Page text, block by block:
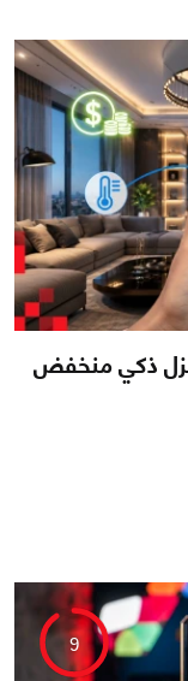
0
0
منزل ذكي منخفض
9